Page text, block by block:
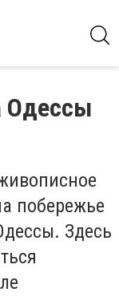
Одессы
побережье
Здесь